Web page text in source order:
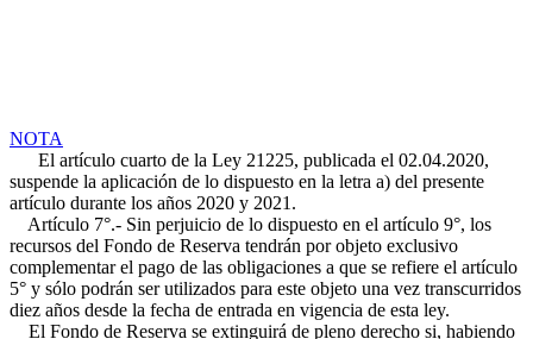
NOTA
El artículo cuarto de la Ley 21225, publicada el 02.04.2020,
suspende la aplicación de lo dispuesto en la letra a) del presente
artículo durante los años 2020 y 2021.
Artículo 7°.- Sin perjuicio de lo dispuesto en el artículo 9°, los
recursos del Fondo de Reserva tendrán por objeto exclusivo
complementar el pago de las obligaciones a que se refiere el artículo
5° y sólo podrán ser utilizados para este objeto una vez transcurridos
diez años desde la fecha de entrada en vigencia de esta ley.
El Fondo de Reserva se extinguirá de pleno derecho si, habiendo